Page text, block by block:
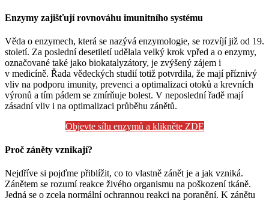
Enzymy zajišťují rovnováhu imunitního systému
Věda o enzymech, která se nazývá enzymologie, se rozvíjí již od 19.
století. Za poslední desetiletí udělala velký krok vpřed a o enzymy,
označované také jako biokatalyzátory, je zvýšený zájem i
v medicíně. Řada vědeckých studií totiž potvrdila, že mají příznivý
vliv na podporu imunity, prevenci a optimalizaci otoků a krevních
výronů a tím pádem se zmírňuje bolest. V neposlední řadě mají
zásadní vliv i na optimalizaci průběhu zánětů.
Objevte sílu enzymů a klikněte ZDE
Proč záněty vznikají?
Nejdříve si pojďme přiblížit, co to vlastně zánět je a jak vzniká.
Zánětem se rozumí reakce živého organismu na poškození tkáně.
Jedná se o zcela normální ochrannou reakci na poranění. K zánětu